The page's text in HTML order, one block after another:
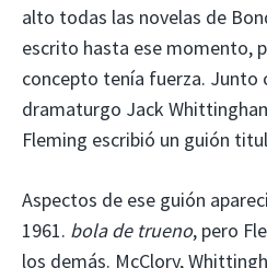
alto todas las novelas de
escrito hasta ese momento,
concepto tenía fuerza. Junto
dramaturgo Jack
Fleming escribió un guión
Aspectos de ese guión
1961. bola de trueno, pero
los demás. McClory,